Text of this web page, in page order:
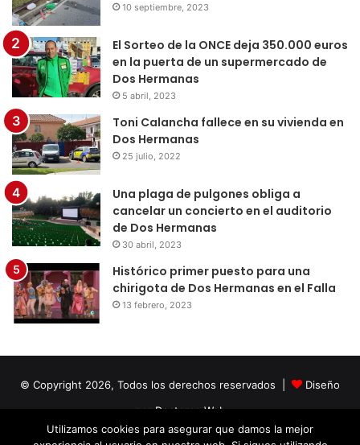
10 septiembre, 2023
El Sorteo de la ONCE deja 350.000 euros
en la puerta de un supermercado de
Dos Hermanas
5 abril, 2023
Toni Calancha fallece en su vivienda en
Dos Hermanas
25 julio, 2022
Una plaga de pulgones obliga a
cancelar un concierto en el auditorio
de Dos Hermanas
30 abril, 2023
Histórico primer puesto para una
chirigota de Dos Hermanas en el Falla
13 febrero, 2023
© Copyright 2026, Todos los derechos reservados |
Diseño
por Doctores Web
Utilizamos cookies para asegurar que damos la mejor